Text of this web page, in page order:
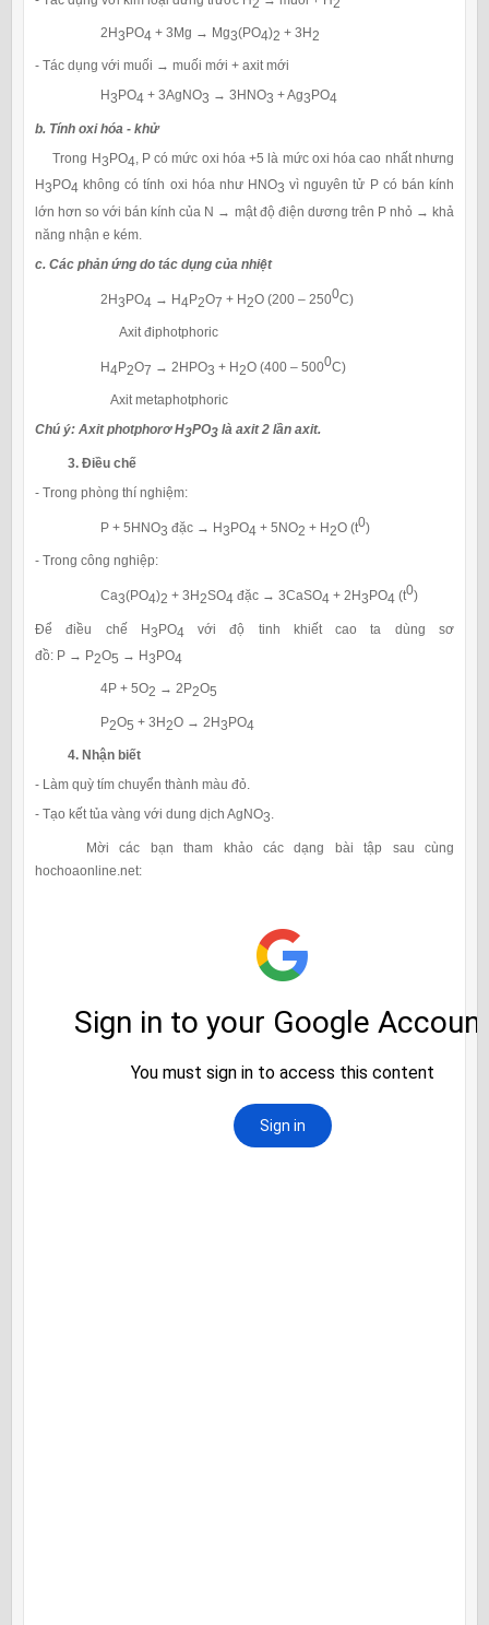
2
2
2H3 PO4 + 3Mg → Mg3(PO4)2 + 3H2
- Tác dụng với muối → muối mới + axit mới
H3 PO4 + 3AgNO3 → 3HNO3 + Ag3 PO4
b. Tính oxi hóa - khử
Trong H3PO4, P có mức oxi hóa +5 là mức oxi hóa cao nhất nhưng
H3 PO4 không có tính oxi hóa như HNO3 vì nguyên tử P có bán kính
lớn hơn so với bán kính của N → mật độ điện dương trên P nhỏ → khả
năng nhận e kém.
c. Các phản ứng do tác dụng của nhiệt
2H3PO4 → H4P2O7 + H2O (200 – 2500C)
Axit điphotphoric
H4P2O7 → 2HPO3 + H2O (400 – 5000C)
Axit metaphotphoric
Chú ý: Axit photphorơ H3PO3 là axit 2 lần axit.
3. Điều chế
- Trong phòng thí nghiệm:
P + 5HNO3 đặc → H3PO4 + 5NO2 + H2O (t0)
- Trong công nghiệp:
Ca3(PO4)2 + 3H2SO4 đặc → 3CaSO4 + 2H3 PO4 (t0)
Để điều chế H3PO4với độ tinh khiết cao ta dùng sơ
đồ: P → P2O5 → H3 PO4
4P + 5O2 → 2P2O5
P2O5 + 3H2O → 2H3PO4
4. Nhận biết
- Làm quỳ tím chuyển thành màu đỏ.
- Tạo kết tủa vàng với dung dịch AgNO3.
Mời các bạn tham khảo các dạng bài tập sau cùng
hochoaonline.net: